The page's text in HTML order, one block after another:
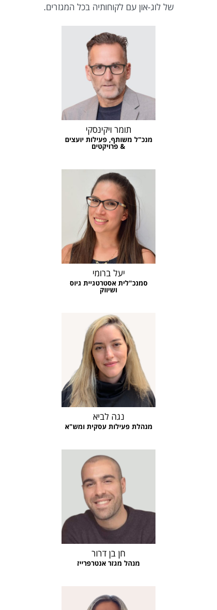
של לוג-און עם לקוחותיה בכל המגזרים.
תומר ויקינסקי
מנכ"ל משותף, פעילות יועצים
& פרויקטים
יעל ברומי
סמנכ"לית אסטרטגיית גיוס
ושיווק
נגה לביא
מנהלת פעילות עסקית ומש"א
חן בן דרור
מנהל מגזר אנטרפרייז